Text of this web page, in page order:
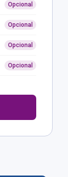
Opcional
Opcional
Opcional
Opcional